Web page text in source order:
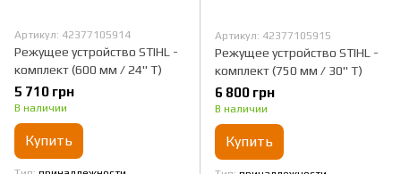
Артикул: 42377105914
Режущее устройство STIHL -
комплект (600 мм / 24" Т)
5 710 грн
В наличии
Купить
Артикул: 42377105915
Режущее устройство STIHL -
комплект (750 мм / 30" Т)
6 800 грн
В наличии
Купить